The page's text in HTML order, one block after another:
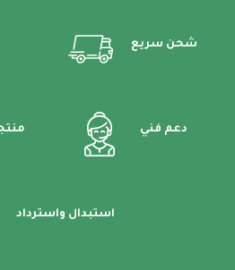
شحن سريع
دعم فني
استبدال واسترداد